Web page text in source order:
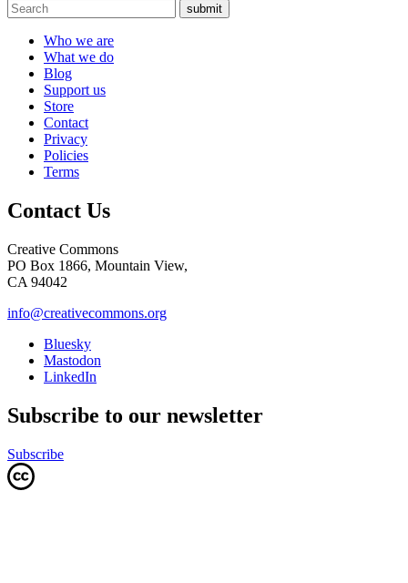
submit
Who we are
What we do
Blog
Support us
Store
Contact
Privacy
Policies
Terms
Contact Us
Creative Commons
PO Box 1866, Mountain View,
CA 94042
info@creativecommons.org
Bluesky
Mastodon
LinkedIn
Subscribe to our newsletter
Subscribe